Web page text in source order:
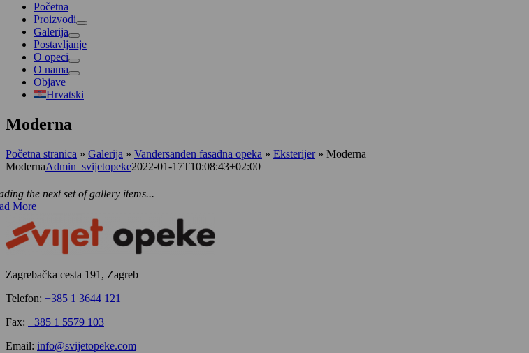
Početna
Proizvodi
Galerija
Postavljanje
O opeci
O nama
Objave
Hrvatski
Moderna
Početna stranica » Galerija » Vandersanden fasadna opeka » Eksterijer» Moderna
ModernaAdmin_svijetopeke2022-01-17T10:08:43+02:00
the next set of gallery items...
More
Zagrebačka cesta 191, Zagreb
Telefon: +385 1 3644 121
Fax: +385 1 5579 103
Email: info@svijetopeke.com